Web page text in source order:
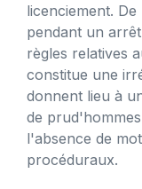
licenciement.
pendant un
règles relatives
constitue une
donnent lieu à
de
l'absence de
procéduraux.